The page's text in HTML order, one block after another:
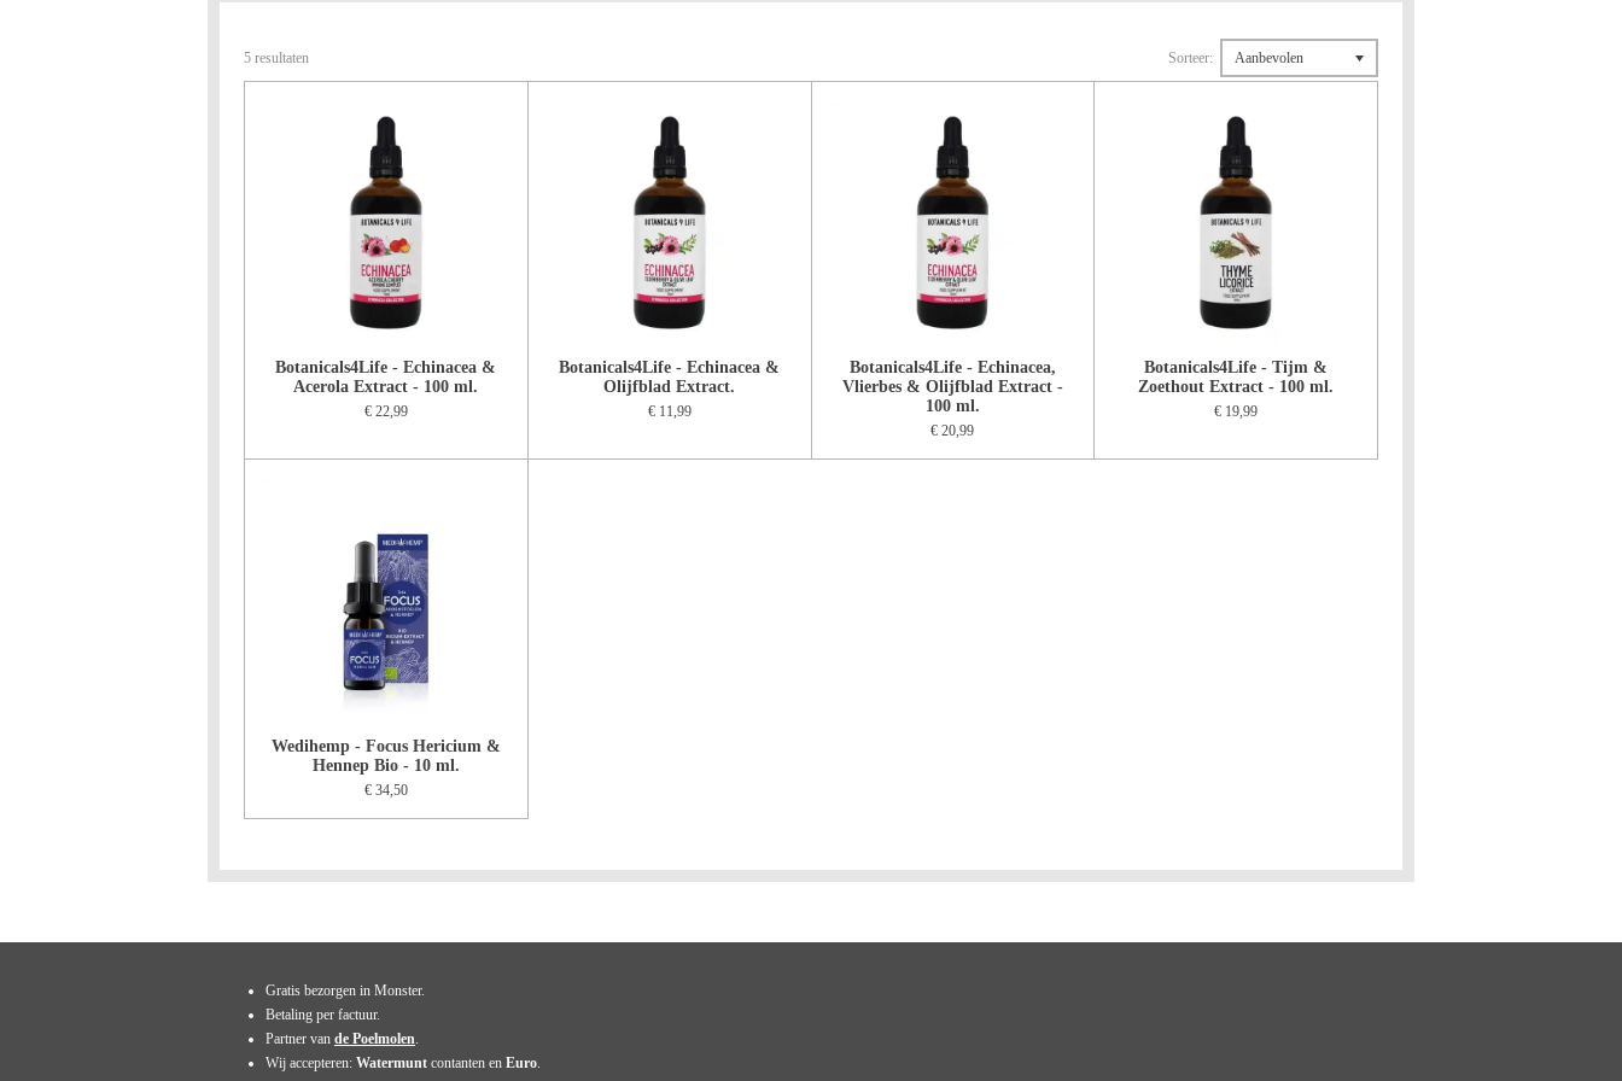
5 resultaten Sorteer:
Botanicals4Life - Echinacea &
Acerola Extract - 100 ml.
€ 22,99
Botanicals4Life - Echinacea &
Olijfblad Extract.
€ 11,99
Botanicals4Life - Echinacea,
Vlierbes & Olijfblad Extract -
100 ml.
€ 20,99
Botanicals4Life - Tijm &
Zoethout Extract - 100 ml.
€ 19,99
Wedihemp - Focus Hericium &
Hennep Bio - 10 ml.
€ 34,50
Gratis bezorgen in Monster.
Betaling per factuur.
Partner van de Poelmolen.
Wij accepteren: Watermunt contanten en Euro.